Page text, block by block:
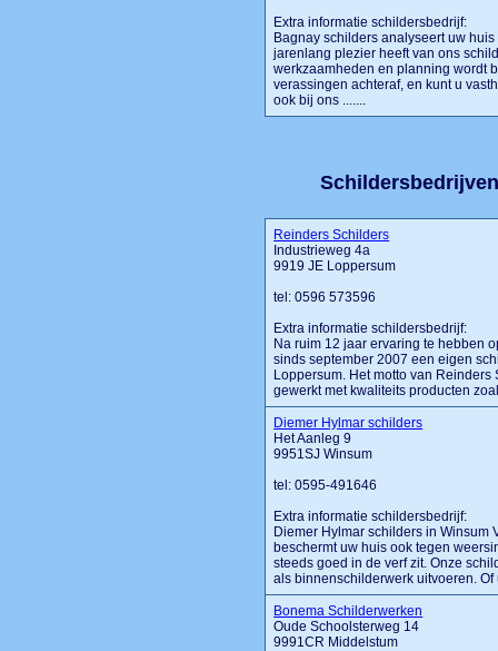
Extra informatie schildersbedrijf:
Bagnay schilders analyseert uw
jarenlang plezier heeft van ons
werkzaamheden en planning wordt
verassingen achteraf, en kunt u
ook bij ons .......
Reinders Schilders
Industrieweg 4a
9919 JE Loppersum
tel: 0596 573596
Extra informatie schildersbedrijf:
Na ruim 12 jaar ervaring te hebben
sinds september 2007 een eigen
Loppersum. Het motto van
gewerkt met kwaliteits producten
Diemer Hylmar schilders
Het Aanleg 9
9951SJ Winsum
tel: 0595-491646
Extra informatie schildersbedrijf:
Diemer Hylmar schilders in Winsum
beschermt uw huis ook tegen
steeds goed in de verf zit. Onze
als binnenschilderwerk uitvoeren.
Bonema Schilderwerken
Oude Schoolsterweg 14
9991CR Middelstum